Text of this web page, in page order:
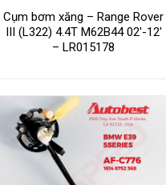
Cụm bơm xăng – Range Rover
III (L322) 4.4T M62B44 02′-12′
– LR015178